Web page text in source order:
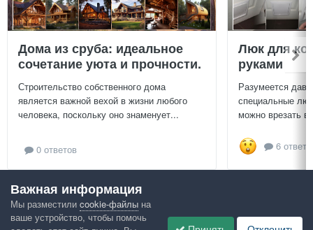
Дома из сруба: идеальное
сочетание уюта и прочности.
Строительство собственного дома
является важной вехой в жизни любого
человека, поскольку оно знаменует...
0 ответов
Люк для
руками
Разумеется
специальные
можно врезать
6
Посмотреть всё
Важная информация
Мы разместили cookie-файлы на
ваше устройство, чтобы помочь